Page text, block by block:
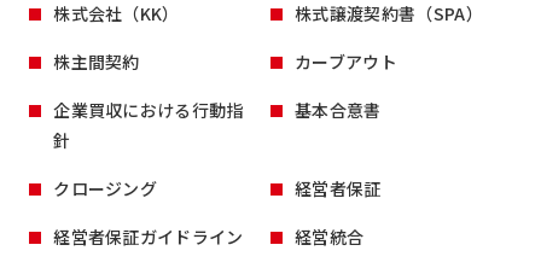
株式会社（KK）
株式譲渡契約書（SPA）
株主間契約
カーブアウト
企業買収における行動指
針
基本合意書
クロージング
経営者保証
経営者保証ガイドライン
経営統合